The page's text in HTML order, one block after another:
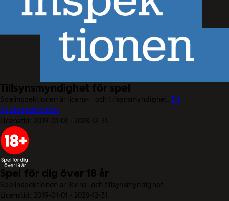
Tillsynsmyndighet för spel
Spelinspektionen är licens- och tillsynsmyndighet.Till
Spelinspektionen.
Licenstid: 2019-01-01 - 2028-12-31.
Spel för dig över 18 år
Spelinspektionen är licens- och tillsynsmyndighet.
Licenstid: 2019-01-01 - 2028-12-31.